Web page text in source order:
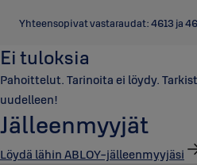
Yhteensopivat vastaraudat: 4613 ja
Ei tuloksia
Pahoittelut. Tarinoita ei löydy.
uudelleen!
Jälleenmyyjät
Löydä lähin ABLOY-jälleenmyyjäsi